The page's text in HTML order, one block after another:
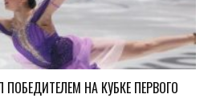
НА КУБКЕ ПЕРВОГО